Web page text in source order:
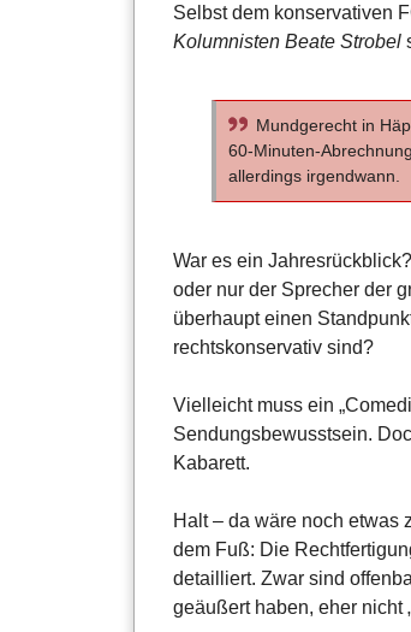
Selbst dem konservativen
Kolumnisten Beate Strobel
Mundgerecht in
60-Minuten-
allerdings irgendwann.
War es ein
oder nur der Sprecher der
überhaupt einen
rechtskonservativ sind?
Vielleicht muss ein
Sendungsbewusstsein.
Kabarett.
Halt – da wäre noch etwas
dem Fuß: Die
detailliert. Zwar sind
geäußert haben, eher nicht